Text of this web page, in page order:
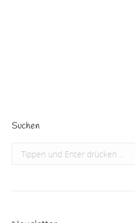
Suchen
Search: